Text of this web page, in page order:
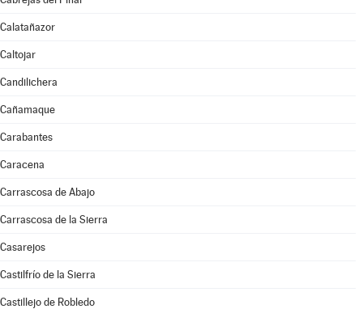
Calatañazor
Caltojar
Candilichera
Cañamaque
Carabantes
Caracena
Carrascosa de Abajo
Carrascosa de la Sierra
Casarejos
Castilfrío de la Sierra
Castillejo de Robledo